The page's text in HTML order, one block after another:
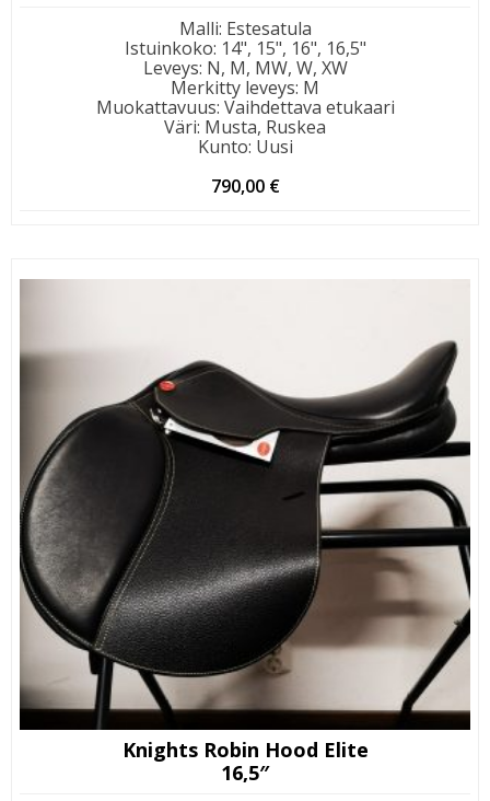
Malli: Estesatula
Istuinkoko: 14", 15", 16", 16,5"
Leveys: N, M, MW, W, XW
Merkitty leveys: M
Muokattavuus: Vaihdettava etukaari
Väri: Musta, Ruskea
Kunto: Uusi
790,00 €
Knights Robin Hood Elite
16,5″